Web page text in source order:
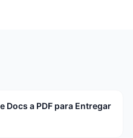
Docs a PDF para Entregar